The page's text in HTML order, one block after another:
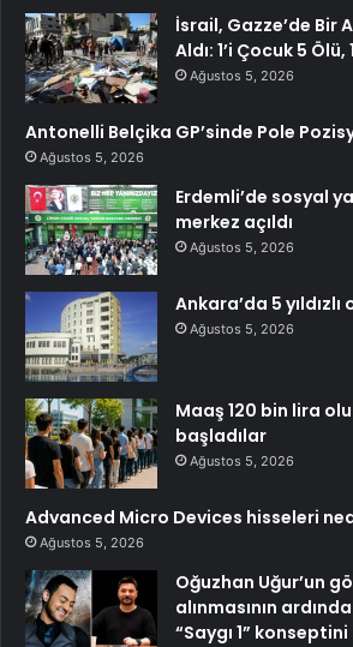
İsrail, Gazze’de Bir
Aldı: 1’i Çocuk 5 Ölü,
Ağustos 5, 2026
Antonelli Belçika GP’sinde Pole
Ağustos 5, 2026
Erdemli’de sosyal
merkez açıldı
Ağustos 5, 2026
Ankara’da 5
Ağustos 5, 2026
Maaş 120 bin lira
başladılar
Ağustos 5, 2026
Advanced Micro Devices hisseleri
Ağustos 5, 2026
Oğuzhan Uğur’un
alınmasının
“Saygı 1”